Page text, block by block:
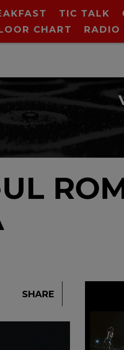
TIC TALK
CHART
RADIO
SHARE